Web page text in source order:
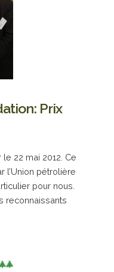
Prix
22 mai 2012. Ce
l’Union pétrolière
pour nous.
reconnaissants